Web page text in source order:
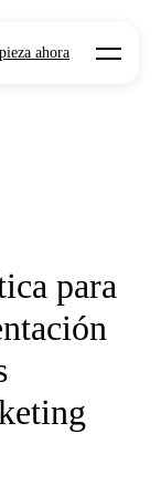
ahora Open
para